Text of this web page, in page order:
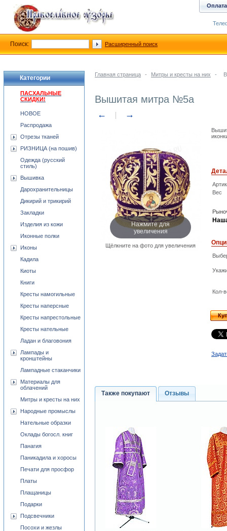
Главная страница - Митры и кресты на них -
Вышитая митра №5a
← →
Нажмите для
увеличения
Щёлкните на фото для увеличения
Вес
Кол-
Также покупают Отзывы
Категории
ПАСХАЛЬНЫЕ
СКИДКИ!
НОВОЕ
Распродажа
Отрезы тканей
РИЗНИЦА (на пошив)
Одежда (русский
стиль)
Вышивка
Дарохранительницы
Дикирий и трикирий
Закладки
Изделия из кожи
Иконные полки
Иконы
Кадила
Киоты
Книги
Кресты намогильные
Кресты наперсные
Кресты напрестольные
Кресты нательные
Ладан и благовония
Лампады и
кронштейны
Лампадные стаканчики
Материалы для
облачений
Митры и кресты на них
Народные промыслы
Нательные образки
Оклады богосл. книг
Панагия
Паникадила и хоросы
Печати для просфор
Платы
Плащаницы
Подарки
Подсвечники
Посохи и жезлы
Оплата
Поиск: Расширенный поиск